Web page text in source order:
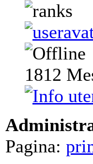
1812
Pagina: